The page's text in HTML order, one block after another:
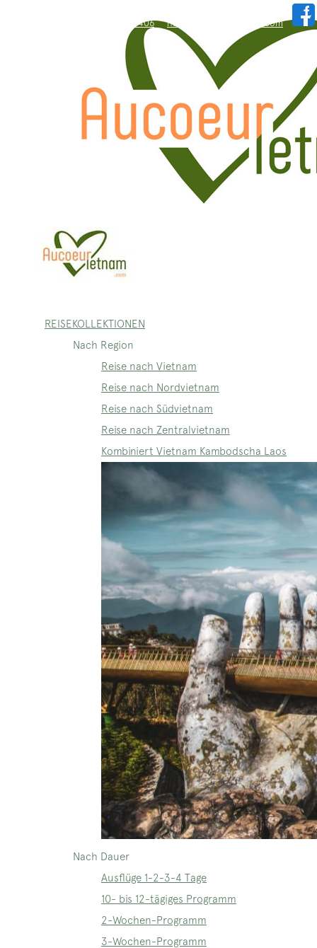
WhatsApp: +84.909.426.406 hallo@aucoeurvietnam.com
REISEKOLLEKTIONEN
Nach Region
Reise nach Vietnam
Reise nach Nordvietnam
Reise nach Südvietnam
Reise nach Zentralvietnam
Kombiniert Vietnam Kambodscha Laos
Nach Dauer
Ausflüge 1-2-3-4 Tage
10- bis 12-tägiges Programm
2-Wochen-Programm
3-Wochen-Programm